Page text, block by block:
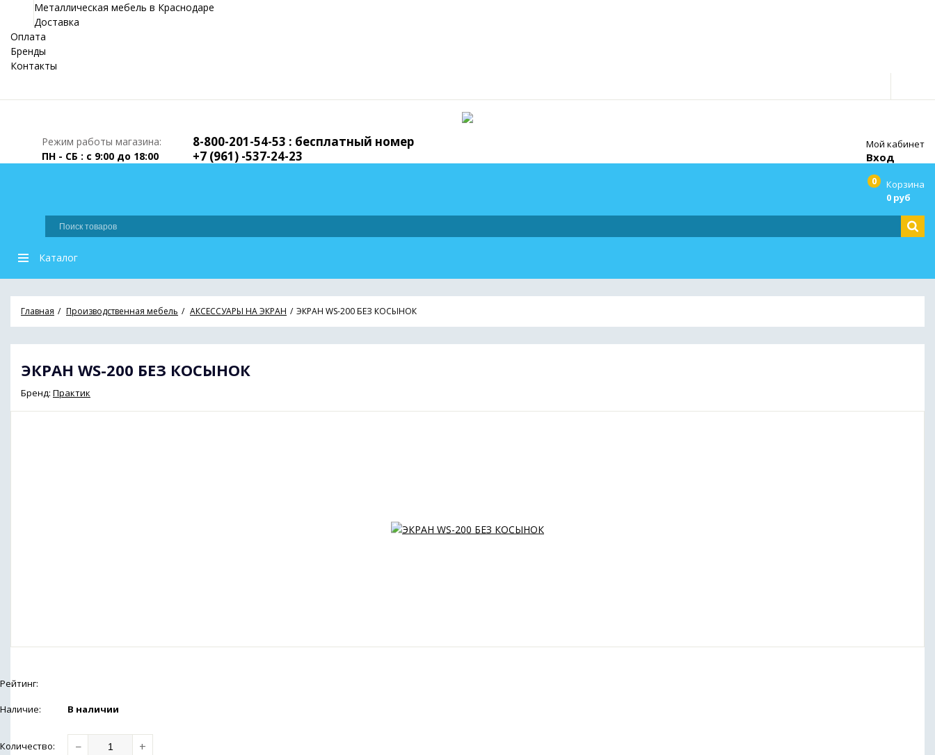
Металлическая мебель в Краснодаре
Доставка
Оплата
Бренды
Контакты
Мой кабинет
Вход
Режим работы магазина:
ПН - СБ : с 9:00 до 18:00
8-800-201-54-53 : бесплатный номер
+7 (961) -537-24-23
0
Корзина
0 руб
Каталог
Главная Производственная мебель АКСЕССУАРЫ НА ЭКРАН ЭКРАН WS-200 БЕЗ КОСЫНОК
ЭКРАН WS-200 БЕЗ КОСЫНОК
Бренд: Практик
Рейтинг:
Наличие: В наличии
Количество: − +